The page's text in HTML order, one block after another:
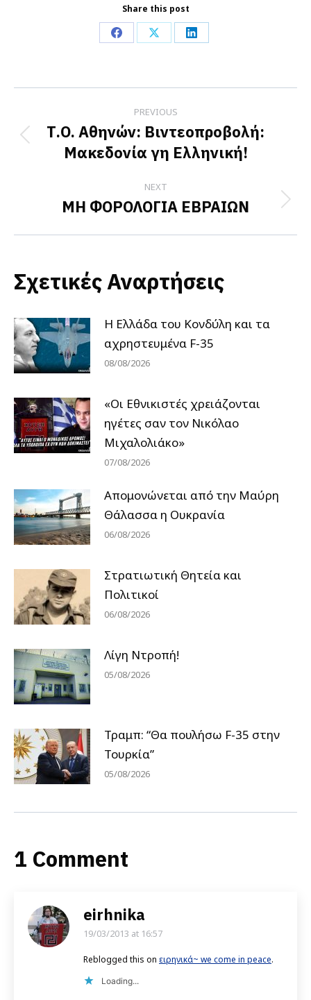
Share this post
Share
Facebook
Share
X
Share
LinkedIn
navigation
PREVIOUS
Previous
post:
Τ.Ο. Αθηνών: Βιντεοπροβολή:
Μακεδονία γη Ελληνική!
NEXT
Next
MH ΦΟΡΟΛΟΓΙΑ ΕΒΡΑΙΩΝ
Σχετικές Αναρτήσεις
Η Ελλάδα του Κονδύλη και τα
αχρηστευμένα F-35
08/08/2026
«Οι Εθνικιστές χρειάζονται
ηγέτες σαν τον Νικόλαο
Μιχαλολιάκο»
07/08/2026
Απομονώνεται από την Μαύρη
Θάλασσα η Ουκρανία
06/08/2026
Στρατιωτική Θητεία και
Πολιτικοί
06/08/2026
Λίγη Ντροπή!
05/08/2026
Τραμπ: “Θα πουλήσω F-35 στην
Τουρκία”
05/08/2026
1 Comment
eirhnika
says:
19/03/2013 at 16:57
Reblogged this on ειρηνικά~ we come in peace.
Loading...